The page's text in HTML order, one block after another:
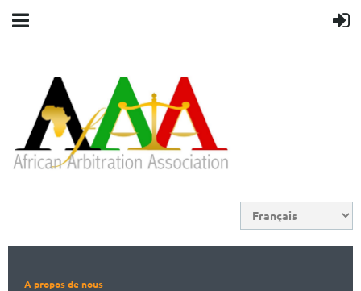
A propos de nous